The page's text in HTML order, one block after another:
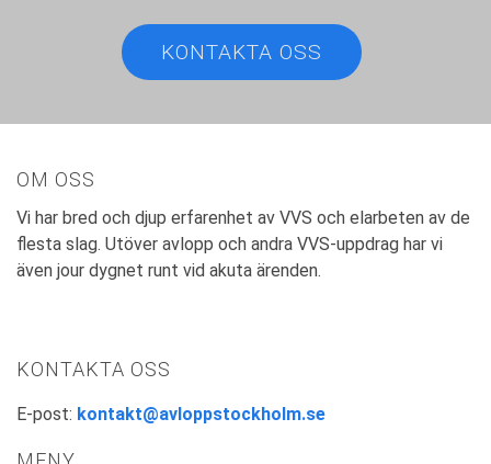
KONTAKTA OSS
OM OSS
Vi har bred och djup erfarenhet av VVS och elarbeten av de
flesta slag. Utöver avlopp och andra VVS-uppdrag har vi
även jour dygnet runt vid akuta ärenden.
KONTAKTA OSS
E-post: kontakt@avloppstockholm.se